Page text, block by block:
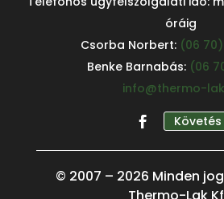
óráig
Csorba Norbert: (06
Benke Barnabás: (06
info@thermo-
Követés
© 2007 – 2026 Minden
Kiválóra értékelt szolgáltató